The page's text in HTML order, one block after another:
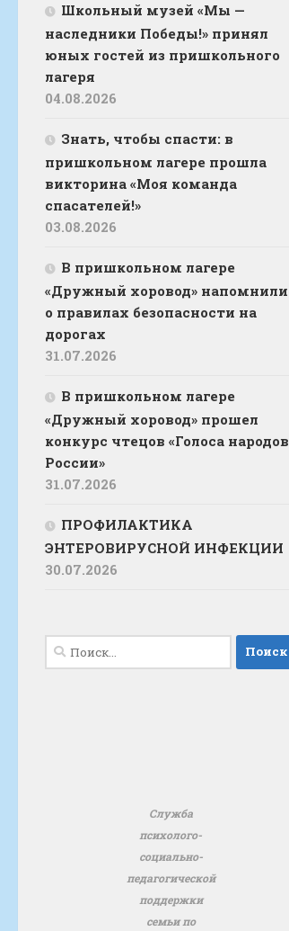
Школьный музей «Мы —
наследники Победы!» принял
юных гостей из пришкольного
лагеря
04.08.2026
Знать, чтобы спасти: в
пришкольном лагере прошла
викторина «Моя команда
спасателей!»
03.08.2026
В пришкольном лагере
«Дружный хоровод» напомнили
о правилах безопасности на
дорогах
31.07.2026
В пришкольном лагере
«Дружный хоровод» прошел
конкурс чтецов «Голоса народов
России»
31.07.2026
ПРОФИЛАКТИКА
ЭНТЕРОВИРУСНОЙ ИНФЕКЦИИ
30.07.2026
Найти:
Служба
психолого-
социально-
педагогической
поддержки
семьи по